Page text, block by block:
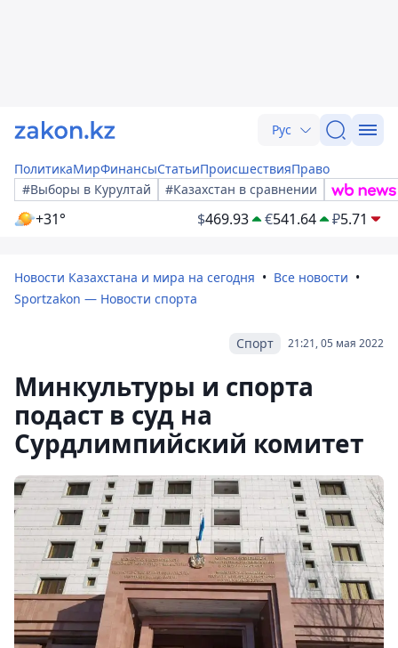
Рус
ПолитикаМирФинансыСтатьиПроисшествияПраво
#Выборы в Курултай
#Казахстан в сравнении
+31° $469.93 €541.64 ₽5.71
Новости Казахстана и мира на сегодня
Все новости
Sportzakon — Новости спорта
21:21, 05 мая 2022
Спорт
Минкультуры и спорта
подаст в суд на
Сурдлимпийский комитет